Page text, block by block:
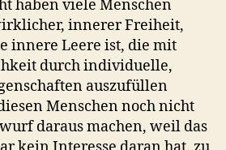
haben viele Menschen
innerer Freiheit,
innere Leere ist, die mit
durch individuelle,
auszufüllen
Menschen noch nicht
daraus machen, weil das